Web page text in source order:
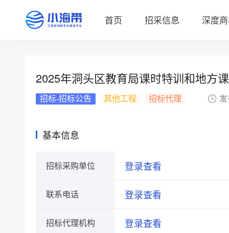
首页 招采信息 深度
2025年洞头区教育局课时特训和地方
招标-招标公告 其他工程 招标代理 发
基本信息
招标采购单位 登录查看
联系电话 登录查看
招标代理机构 登录查看